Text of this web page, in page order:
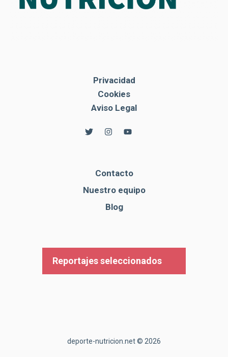
Privacidad
Cookies
Aviso Legal
Contacto
Nuestro equipo
Blog
Reportajes seleccionados
deporte-nutricion.net © 2026